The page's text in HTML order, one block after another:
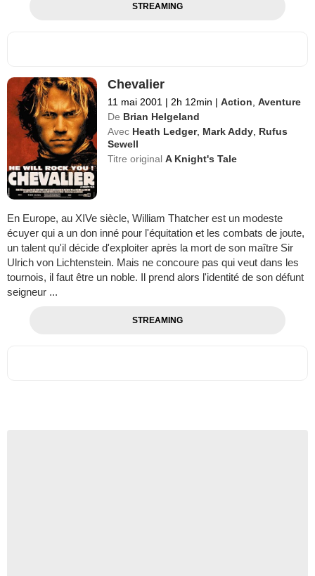
STREAMING
Chevalier
11 mai 2001 | 2h 12min | Action ,Aventure
De Brian Helgeland
Avec Heath Ledger, Mark Addy Rufus
Sewell
Titre originalA Knight's Tale
En Europe, au XIVe siècle, William Thatcher est un modeste
écuyer qui a un don inné pour l'équitation et les combats de joute,
un talent qu'il décide d'exploiter après la mort de son maître Sir
Ulrich von Lichtenstein. Mais ne concoure pas qui veut dans les
tournois, il faut être un noble. Il prend alors l'identité de son défunt
seigneur ...
STREAMING